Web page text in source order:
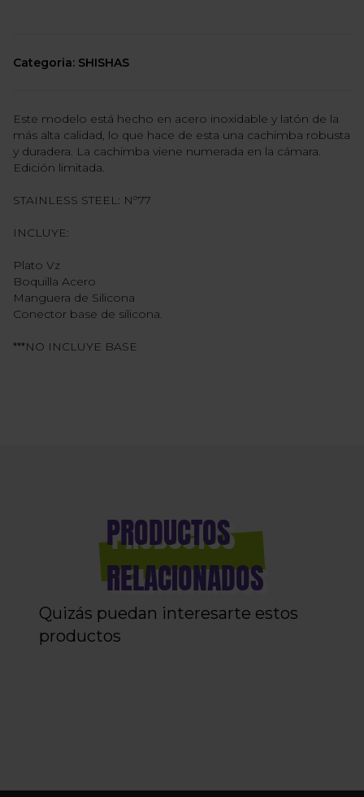
Categoria: SHISHAS
Este modelo está hecho en acero inoxidable y latón de la
más alta calidad, lo que hace de esta una cachimba robusta
y duradera. La cachimba viene numerada en la cámara.
Edición limitada.
STAINLESS STEEL: Nº77
INCLUYE:
Plato Vz
Boquilla Acero
Manguera de Silicona
Conector base de silicona.
***NO INCLUYE BASE
PRODUCTOS
RELACIONADOS
Quizás puedan interesarte estos
productos